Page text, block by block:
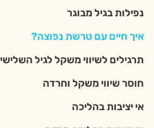
נפילות בגיל מבוגר
איך חיים עם טרשת נפוצה?
תרגילים לשיווי משקל לגיל השלישי
חוסר שיווי משקל וחרדה
אי יציבות בהליכה